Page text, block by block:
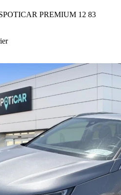
PREMIUM 12 83